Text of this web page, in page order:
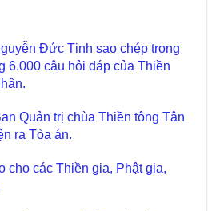
Đức Tịnh sao chép trong
6.000 câu hỏi đáp của Thiền
Quản trị chùa Thiền tông Tân
ra Tòa án.
cho các Thiền gia, Phật gia,